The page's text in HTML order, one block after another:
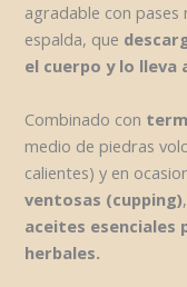
agradable con pases
espalda, que
el cuerpo y lo lleva
Combinado con
medio de piedras
calientes) y en
ventosas (cupping),
aceites esenciales
herbales.